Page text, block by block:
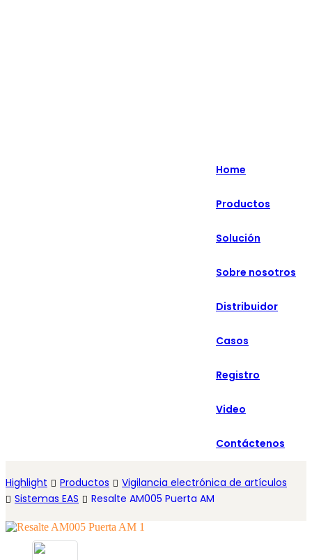
русский
Español
Home
Productos
Solución
Sobre nosotros
Distribuidor
Casos
Registro
Video
Contáctenos
Highlight Productos
Vigilancia electrónica de artículos
Sistemas EAS
Resalte AM005 Puerta AM